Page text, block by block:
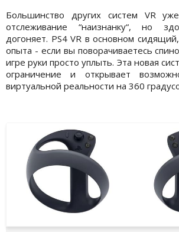
Большинство других систем VR
отслеживание “наизнанку“, но
догоняет. PS4 VR в основном
опыта - если вы поворачиваетесь
игре руки просто уплыть. Эта новая
ограничение и открывает
виртуальной реальности на 360